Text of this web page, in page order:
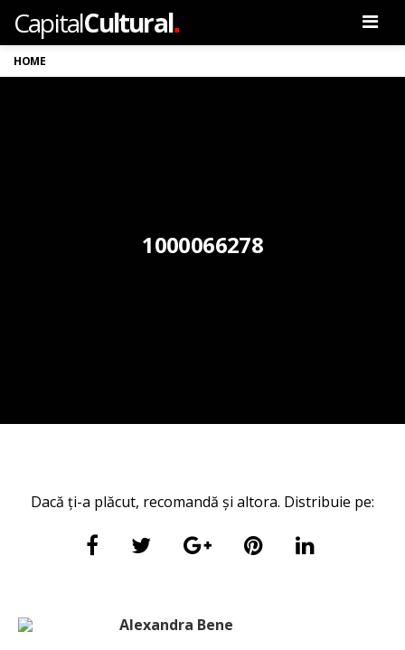
CapitalCultural.
HOME
1000066278
Dacă ți-a plăcut, recomandă și altora. Distribuie pe:
Alexandra Bene